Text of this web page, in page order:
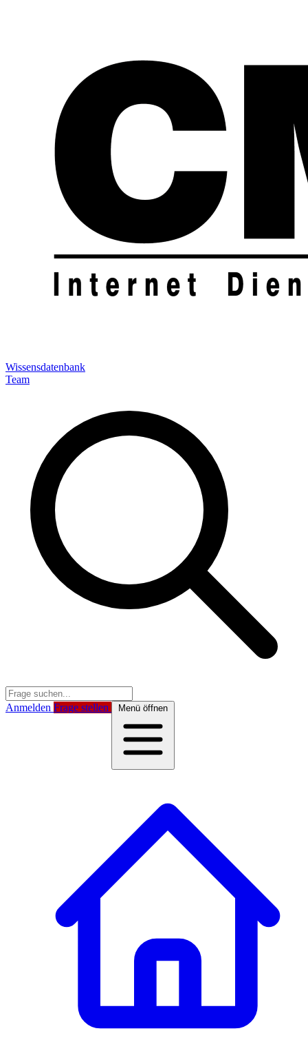
Wissensdatenbank
Team
Anmelden Frage stellen Menü öffnen